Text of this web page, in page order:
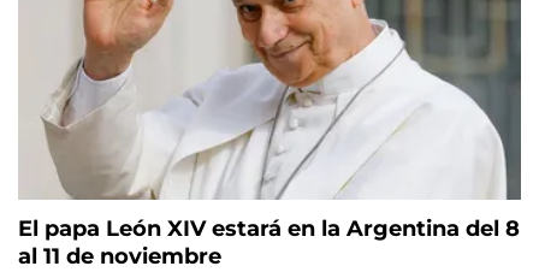
El papa León XIV estará en la Argentina del 8
al 11 de noviembre